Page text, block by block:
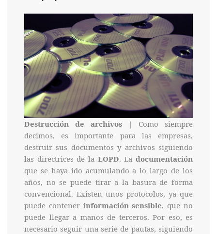
Destrucción de archivos | Como siempre
decimos, es importante para las empresas,
destruir sus documentos y archivos siguiendo
las directrices de la LOPD. La documentación
que se haya ido acumulando a lo largo de los
años, no se puede tirar a la basura de forma
convencional. Existen unos protocolos, ya que
puede contener información sensible, que no
puede llegar a manos de terceros. Por eso, es
necesario seguir una serie de pautas, siguiendo